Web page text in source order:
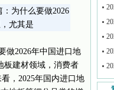
为什么要做2026
尤其是
做2026年中国进口地
板建材领域，消费者
，2025年国内进口地